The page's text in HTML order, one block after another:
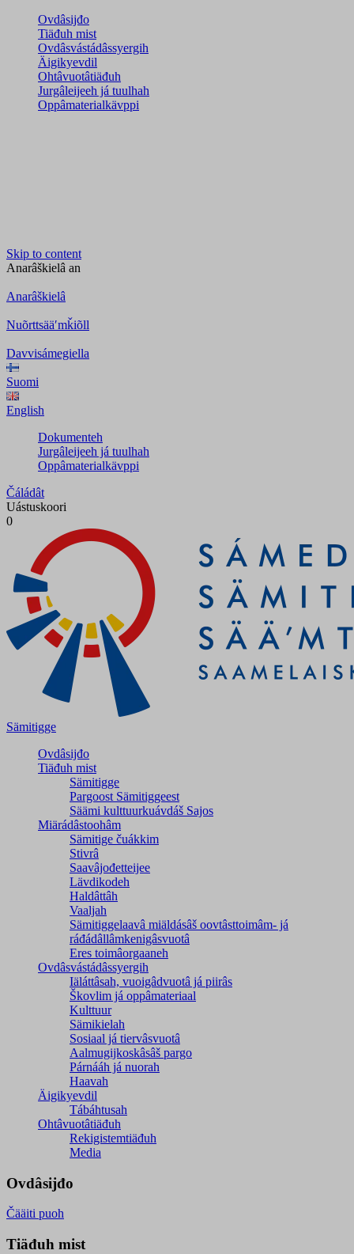
Ovdâsijđo
Tiäđuh mist
Ovdâsvástádâssyergih
Äigikyevdil
Ohtâvuotâtiäđuh
Jurgâleijeeh já tuulhah
Oppâmaterialkävppi
Skip to content
Anarâškielâ an
Anarâškielâ
Nuõrttsääʹmǩiõll
Davvisámegiella
Suomi
English
Dokumenteh
Jurgâleijeeh já tuulhah
Oppâmaterialkävppi
Čáládât
Uástuskoori
0
Sämitigge
Ovdâsijđo
Tiäđuh mist
Sämitigge
Pargoost Sämitiggeest
Säämi kulttuurkuávdáš Sajos
Miärádâstoohâm
Sämitige čuákkim
Stivrâ
Saavâjođetteijee
Lävdikodeh
Haldâttâh
Vaaljah
Sämitiggelaavâ miäldásâš oovtâsttoimâm- já
ráđádâllâmkenigâsvuotâ
Eres toimâorgaaneh
Ovdâsvástádâssyergih
Iäláttâsah, vuoigâdvuotâ já piirâs
Škovlim já oppâmateriaal
Kulttuur
Sämikielah
Sosiaal já tiervâsvuotâ
Aalmugijkoskâsâš pargo
Párnááh já nuorah
Haavah
Äigikyevdil
Tábáhtusah
Ohtâvuotâtiäđuh
Rekigistemtiäđuh
Media
Ovdâsijđo
Čääiti puoh
Tiäđuh mist